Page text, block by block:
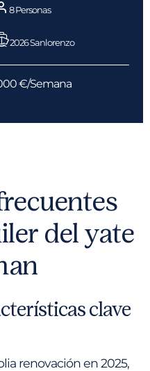
8 Personas
2026 Sanlorenzo
€/Semana
del yate
clave
renovación en 2025,